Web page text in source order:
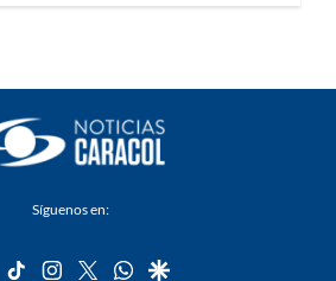
Síguenos en:
facebook
tiktok instagram
twitterwhatsapp
google